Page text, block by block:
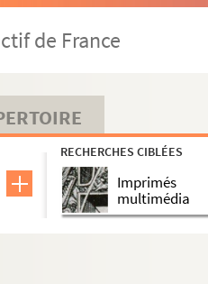
de France
RECHERCHES CIBLÉES
Imprimés
multimédia